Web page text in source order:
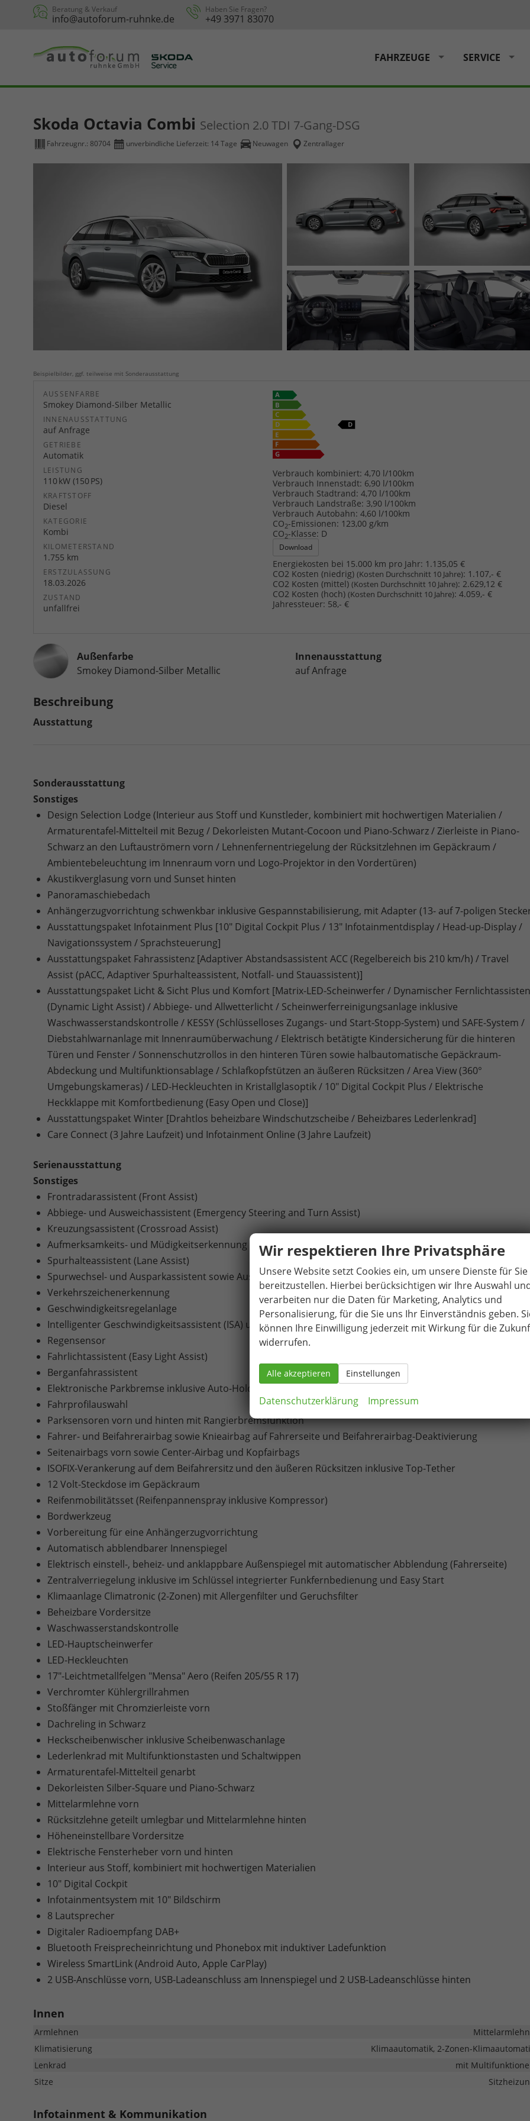
Beratung & Verkauf
info@autoforum-ruhnke.de
Haben Sie Fragen?
+49 3971 83070
FAHRZEUGE SERVICE
Skoda Octavia Combi Selection 2.0 TDI 7-Gang-DSG
Fahrzeugnr.: 80704 unverbindliche Lieferzeit: 14 Tage Neuwagen Zentrallager
Beispielbilder, ggf. teilweise mit Sonderausstattung
AUSSENFARBE
Smokey Diamond-Silber Metallic
INNENAUSSTATTUNG
auf Anfrage
GETRIEBE
Automatik
LEISTUNG
110 kW (150 PS)
KRAFTSTOFF
Diesel
KATEGORIE
Kombi
KILOMETERSTAND
1.755 km
ERSTZULASSUNG
18.03.2026
ZUSTAND
unfallfrei
Verbrauch kombiniert: 4,70 l/100km
Verbrauch Innenstadt: 6,90 l/100km
Verbrauch Stadtrand: 4,70 l/100km
Verbrauch Landstraße: 3,90 l/100km
Verbrauch Autobahn: 4,60 l/100km
CO2-Emissionen: 123,00 g/km
CO2-Klasse: D
Download
Energiekosten bei 15.000 km pro Jahr: 1.135,05 €
CO2 Kosten (niedrig) (Kosten Durchschnitt 10 Jahre): 1.107,- €
CO2 Kosten (mittel) (Kosten Durchschnitt 10 Jahre): 2.629,12 €
CO2 Kosten (hoch) (Kosten Durchschnitt 10 Jahre): 4.059,- €
Jahressteuer: 58,- €
Außenfarbe
Smokey Diamond-Silber Metallic
Innenausstattung
auf Anfrage
Beschreibung
Ausstattung
Sonderausstattung
Sonstiges
Design Selection Lodge (Interieur aus Stoff und Kunstleder, kombiniert mit hochwertigen Materialien /
Armaturentafel-Mittelteil mit Bezug / Dekorleisten Mutant-Cocoon und Piano-Schwarz / Zierleiste in Piano-
Schwarz an den Luftauströmern vorn / Lehnenfernentriegelung der Rücksitzlehnen im Gepäckraum /
Ambientebeleuchtung im Innenraum vorn und Logo-Projektor in den Vordertüren)
Akustikverglasung vorn und Sunset hinten
Panoramaschiebedach
Anhängerzugvorrichtung schwenkbar inklusive Gespannstabilisierung, mit Adapter (13- auf 7-poligen
Ausstattungspaket Infotainment Plus [10" Digital Cockpit Plus / 13" Infotainmentdisplay / Head-up-Display /
Navigationssystem / Sprachsteuerung]
Ausstattungspaket Fahrassistenz [Adaptiver Abstandsassistent ACC (Regelbereich bis 210 km/h) / Travel
Assist (pACC, Adaptiver Spurhalteassistent, Notfall- und Stauassistent)]
Ausstattungspaket Licht & Sicht Plus und Komfort [Matrix-LED-Scheinwerfer / Dynamischer
(Dynamic Light Assist) / Abbiege- und Allwetterlicht / Scheinwerferreinigungsanlage inklusive
Waschwasserstandskontrolle / KESSY (Schlüsselloses Zugangs- und Start-Stopp-System) und SAFE-System /
Diebstahlwarnanlage mit Innenraumüberwachung / Elektrisch betätigte Kindersicherung für die hinteren
Türen und Fenster / Sonnenschutzrollos in den hinteren Türen sowie halbautomatische Gepäckraum-
Abdeckung und Multifunktionsablage / Schlafkopfstützen an äußeren Rücksitzen / Area View (360°
Umgebungskameras) / LED-Heckleuchten in Kristallglasoptik / 10" Digital Cockpit Plus / Elektrische
Heckklappe mit Komfortbedienung (Easy Open und Close)]
Ausstattungspaket Winter [Drahtlos beheizbare Windschutzscheibe / Beheizbares Lederlenkrad]
Care Connect (3 Jahre Laufzeit) und Infotainment Online (3 Jahre Laufzeit)
Serienausstattung
Sonstiges
Frontradarassistent (Front Assist)
Abbiege- und Ausweichassistent (Emergency Steering and Turn Assist)
Kreuzungsassistent (Crossroad Assist)
Aufmerksamkeits- und Müdigkeitserkennung
Spurhalteassistent (Lane Assist)
Spurwechsel- und Ausparkassistent sowie Ausstiegswarner (Side Assist)
Verkehrszeichenerkennung
Geschwindigkeitsregelanlage
Intelligenter Geschwindigkeitsassistent (ISA) und Speedlimiter (Geschwindigkeitsbegrenzer)
Regensensor
Fahrlichtassistent (Easy Light Assist)
Berganfahrassistent
Elektronische Parkbremse inklusive Auto-Hold-Funktion
Fahrprofilauswahl
Parksensoren vorn und hinten mit Rangierbremsfunktion
Fahrer- und Beifahrerairbag sowie Knieairbag auf Fahrerseite und Beifahrerairbag-Deaktivierung
Seitenairbags vorn sowie Center-Airbag und Kopfairbags
ISOFIX-Verankerung auf dem Beifahrersitz und den äußeren Rücksitzen inklusive Top-Tether
12 Volt-Steckdose im Gepäckraum
Reifenmobilitätsset (Reifenpannenspray inklusive Kompressor)
Bordwerkzeug
Vorbereitung für eine Anhängerzugvorrichtung
Automatisch abblendbarer Innenspiegel
Elektrisch einstell-, beheiz- und anklappbare Außenspiegel mit automatischer Abblendung (Fahrerseite)
Zentralverriegelung inklusive im Schlüssel integrierter Funkfernbedienung und Easy Start
Klimaanlage Climatronic (2-Zonen) mit Allergenfilter und Geruchsfilter
Beheizbare Vordersitze
Waschwasserstandskontrolle
LED-Hauptscheinwerfer
LED-Heckleuchten
17"-Leichtmetallfelgen "Mensa" Aero (Reifen 205/55 R 17)
Verchromter Kühlergrillrahmen
Stoßfänger mit Chromzierleiste vorn
Dachreling in Schwarz
Heckscheibenwischer inklusive Scheibenwaschanlage
Lederlenkrad mit Multifunktionstasten und Schaltwippen
Armaturentafel-Mittelteil genarbt
Dekorleisten Silber-Square und Piano-Schwarz
Mittelarmlehne vorn
Rücksitzlehne geteilt umlegbar und Mittelarmlehne hinten
Höheneinstellbare Vordersitze
Elektrische Fensterheber vorn und hinten
Interieur aus Stoff, kombiniert mit hochwertigen Materialien
10" Digital Cockpit
Infotainmentsystem mit 10" Bildschirm
8 Lautsprecher
Digitaler Radioempfang DAB+
Bluetooth Freisprecheinrichtung und Phonebox mit induktiver Ladefunktion
Wireless SmartLink (Android Auto, Apple CarPlay)
2 USB-Anschlüsse vorn, USB-Ladeanschluss am Innenspiegel und 2 USB-Ladeanschlüsse hinten
Innen
Armlehnen
Klimatisierung
Klimaautomatik, 2-Zonen-
Lenkrad
mit
Sitze
Infotainment & Kommunikation
Wir respektieren Ihre Privatsphäre
Unsere Website setzt Cookies ein, um unsere Dienste für Sie
bereitzustellen. Hierbei berücksichtigen wir Ihre Auswahl
verarbeiten nur die Daten für Marketing, Analytics und
Personalisierung, für die Sie uns Ihr Einverständnis geben.
können Ihre Einwilligung jederzeit mit Wirkung für die
widerrufen.
Alle akzeptieren Einstellungen
Datenschutzerklärung Impressum